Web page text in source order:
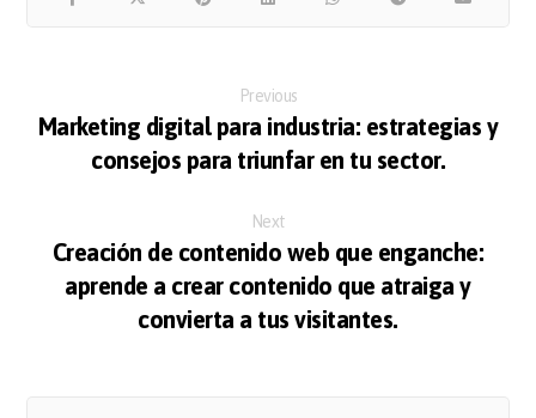
Previous
Marketing digital para industria: estrategias y
consejos para triunfar en tu sector.
Next
Creación de contenido web que enganche:
aprende a crear contenido que atraiga y
convierta a tus visitantes.